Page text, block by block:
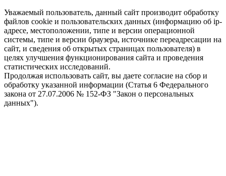
Уважаемый пользователь, данный сайт производит обработку
файлов cookie и пользовательских данных (информацию об ip-
адресе, местоположении, типе и версии операционной
системы, типе и версии браузера, источнике переадресации на
сайт, и сведения об открытых страницах пользователя) в
целях улучшения функционирования сайта и проведения
статистических исследований.
Продолжая использовать сайт, вы даете согласие на сбор и
обработку указанной информации (Статья 6 Федерального
закона от 27.07.2006 № 152-ФЗ "Закон о персональных
данных").